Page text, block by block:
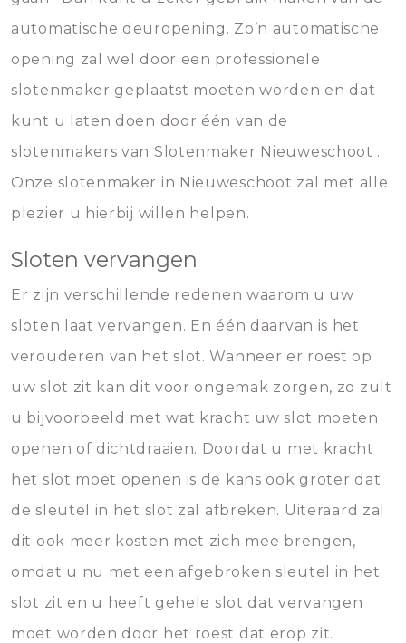
automatische deuropening. Zo’n automatische
opening zal wel door een professionele
slotenmaker geplaatst moeten worden en dat
kunt u laten doen door één van de
slotenmakers van Slotenmaker Nieuweschoot .
Onze slotenmaker in Nieuweschoot zal met alle
plezier u hierbij willen helpen.
Sloten vervangen
Er zijn verschillende redenen waarom u uw
sloten laat vervangen. En één daarvan is het
verouderen van het slot. Wanneer er roest op
uw slot zit kan dit voor ongemak zorgen, zo zult
u bijvoorbeeld met wat kracht uw slot moeten
openen of dichtdraaien. Doordat u met kracht
het slot moet openen is de kans ook groter dat
de sleutel in het slot zal afbreken. Uiteraard zal
dit ook meer kosten met zich mee brengen,
omdat u nu met een afgebroken sleutel in het
slot zit en u heeft gehele slot dat vervangen
moet worden door het roest dat erop zit.